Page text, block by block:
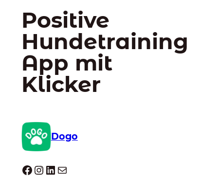
Positive
Hundetraining
App mit
Klicker
Dogo
Dogo facebook InstagramLinkedIn E-Mail